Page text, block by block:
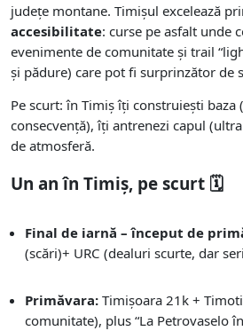
județe montane. Timișul excelează
accesibilitate: curse pe asfalt unde
evenimente de comunitate și trail
și pădure) care pot fi surprinzător de
Pe scurt: în Timiș îți construiești baza
consecvență), îți antrenezi capul
de atmosferă.
Un an în Timiș, pe scurt 🗓️
Final de iarnă – început de
(scări)+ URC (dealuri scurte, dar
Primăvara:Timișoara 21k +
comunitate), plus “La Petrovaselo